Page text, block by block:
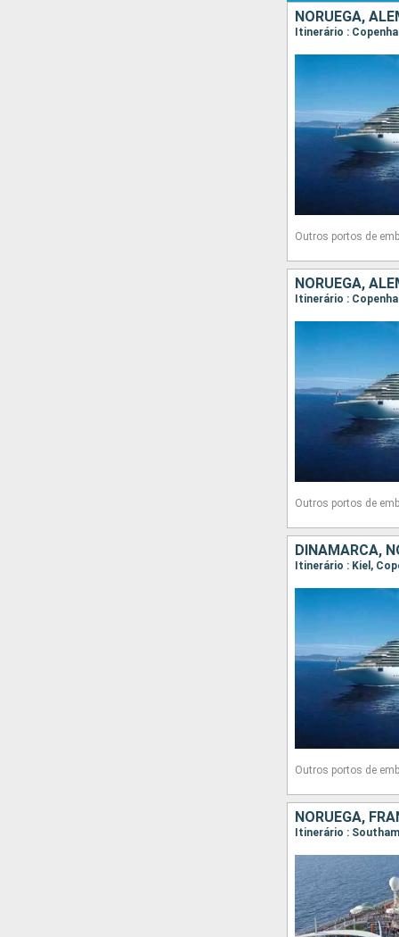
NORUEGA,
Itinerário :
Outros portos de
NORUEGA,
Itinerário :
Outros portos de
DINAMARCA,
Itinerário : Kiel,
Outros portos de
NORUEGA,
Itinerário :